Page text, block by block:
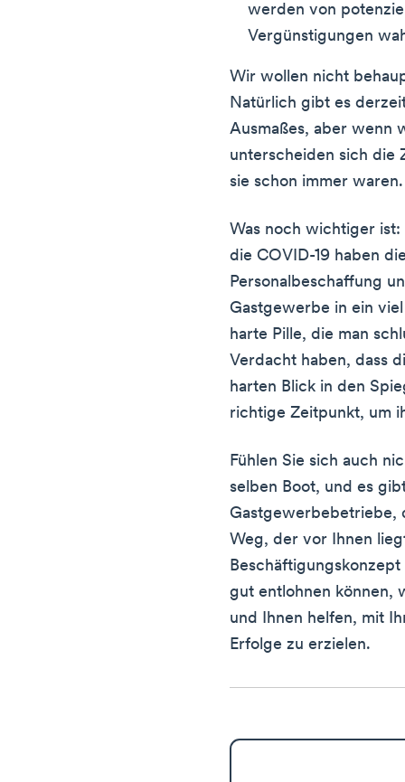
werden von
Vergünstigungen
Wir wollen nicht
Natürlich gibt es
Ausmaßes, aber wenn
unterscheiden sich die
sie schon immer waren.
Was noch wichtiger
die COVID-19 haben
Personalbeschaffung
Gastgewerbe in ein
harte Pille, die man
Verdacht haben, dass
harten Blick in den
richtige Zeitpunkt, um
Fühlen Sie sich auch
selben Boot, und es
Gastgewerbebetriebe,
Weg, der vor Ihnen
gut entlohnen können,
und Ihnen helfen, mit
Erfolge zu erzielen.